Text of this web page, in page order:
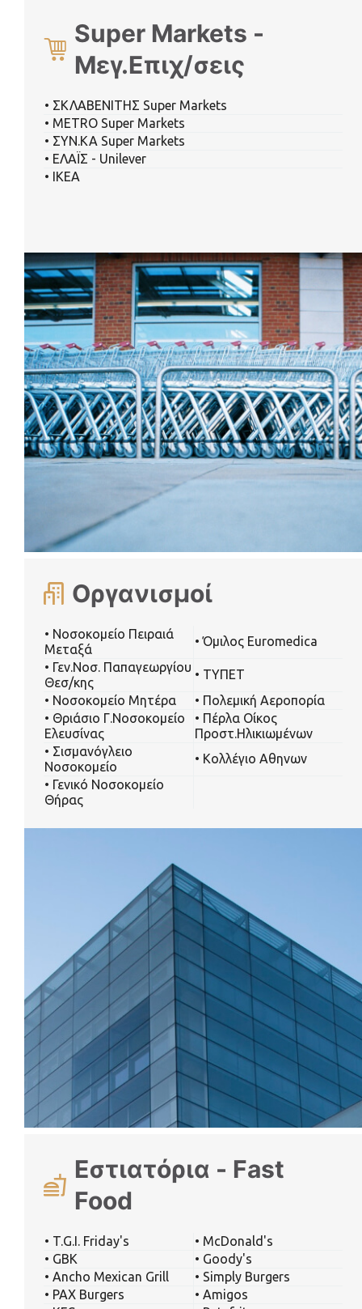
Super Markets -
Μεγ.Επιχ/σεις
• ΣΚΛΑΒΕΝΙΤΗΣ Super Markets
• METRO Super Markets
• ΣΥΝ.ΚΑ Super Markets
• ΕΛΑΪΣ - Unilever
• ΙΚΕΑ
Οργανισμοί
• Νοσοκομείο Πειραιά
Μεταξά
• Όμιλος Euromedica
• Γεν.Νοσ. Παπαγεωργίου
Θεσ/κης
• ΤΥΠΕΤ
• Νοσοκομείο Μητέρα
• Πολεμική Αεροπορία
• Θριάσιο Γ.Νοσοκομείο
Ελευσίνας
• Πέρλα Οίκος
Προστ.Ηλικιωμένων
• Σισμανόγλειο
Νοσοκομείο
• Κολλέγιο Αθηνων
• Γενικό Νοσοκομείο
Θήρας
Εστιατόρια - Fast
Food
• T.G.I. Friday's
• McDonald's
• GBK
• Goody's
• Ancho Mexican Grill
• Simply Burgers
• PAX Burgers
• Amigos